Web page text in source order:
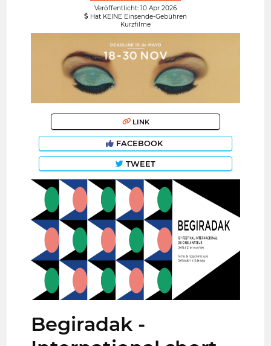
Veröffentlicht: 10 Apr 2026
Hat KEINE Einsende-Gebühren
Kurzfilme
LINK
FACEBOOK
TWEET
Begiradak -